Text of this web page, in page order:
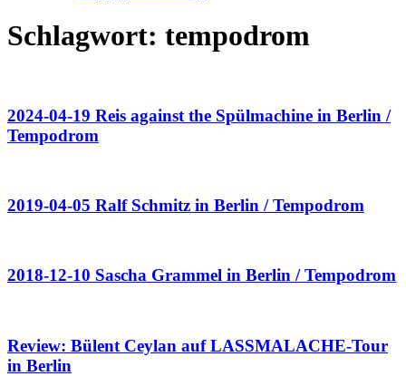
Schlagwort: tempodrom
2024-04-19 Reis against the Spülmachine in Berlin /
Tempodrom
2019-04-05 Ralf Schmitz in Berlin / Tempodrom
2018-12-10 Sascha Grammel in Berlin / Tempodrom
Review: Bülent Ceylan auf LASSMALACHE-Tour
in Berlin